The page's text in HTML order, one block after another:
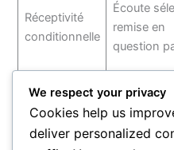
Réceptivité
conditionnelle
Écoute
remise en
question
Surdité
volontaire
Refus
blocage
We respect your privacy
Cookies help us
deliver personalized